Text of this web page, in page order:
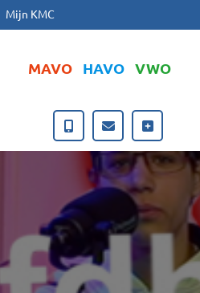
Ga naar hoofdinhoud
Ga naar footer
Mijn KMC
MAVO HAVO VWO